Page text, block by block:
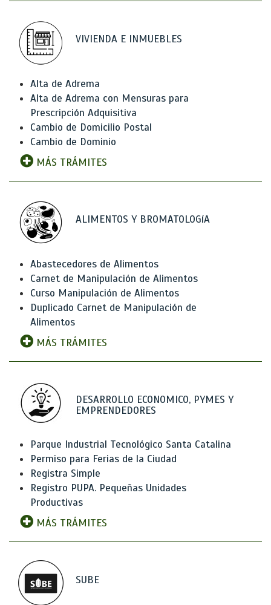
VIVIENDA E INMUEBLES
Alta de Adrema
Alta de Adrema con Mensuras para
Prescripción Adquisitiva
Cambio de Domicilio Postal
Cambio de Dominio
MÁS TRÁMITES
ALIMENTOS Y BROMATOLOGíA
Abastecedores de Alimentos
Carnet de Manipulación de Alimentos
Curso Manipulación de Alimentos
Duplicado Carnet de Manipulación de
Alimentos
MÁS TRÁMITES
DESARROLLO ECONOMICO, PYMES Y
EMPRENDEDORES
Parque Industrial Tecnológico Santa Catalina
Permiso para Ferias de la Ciudad
Registra Simple
Registro PUPA. Pequeñas Unidades
Productivas
MÁS TRÁMITES
SUBE